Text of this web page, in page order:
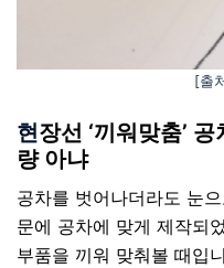
[출
현장선 ‘끼워맞춤’
량 아냐
공차를 벗어나더라도 눈
문에 공차에 맞게 제작되
부품을 끼워 맞춰볼 때입